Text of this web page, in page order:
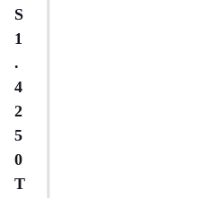
S
1
.
4
2
5
0
T